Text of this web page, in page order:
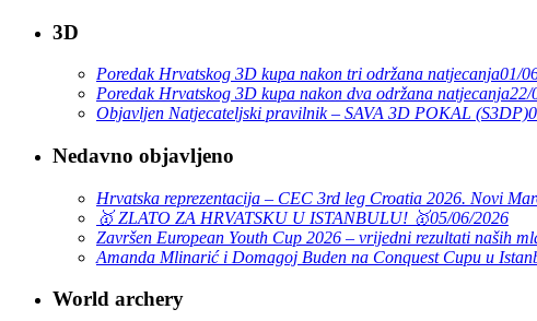
3D
Poredak Hrvatskog 3D kupa nakon tri održana natjecanja01/
Poredak Hrvatskog 3D kupa nakon dva održana natjecanja22/
Objavljen Natjecateljski pravilnik – SAVA 3D POKAL (S3DP)
Nedavno objavljeno
Hrvatska reprezentacija – CEC 3rd leg Croatia 2026. Novi
🥇 ZLATO ZA HRVATSKU U ISTANBULU! 🥇05/06/2026
Završen European Youth Cup 2026 – vrijedni rezultati naših
Amanda Mlinarić i Domagoj Buden na Conquest Cupu u
World archery